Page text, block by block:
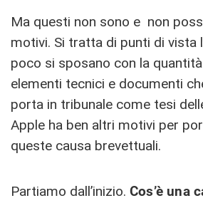
Ma questi non sono e non
motivi. Si tratta di punti di vista
poco si sposano con la
elementi tecnici e documenti
porta in tribunale come tesi
Apple ha ben altri motivi per
queste causa brevettuali.
Partiamo dall’inizio. Cos’è una